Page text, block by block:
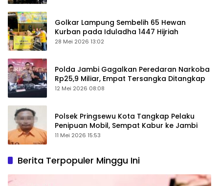
Golkar Lampung Sembelih 65 Hewan
Kurban pada Iduladha 1447 Hijriah
28 Mei 2026 13:02
Polda Jambi Gagalkan Peredaran Narkoba
Rp25,9 Miliar, Empat Tersangka Ditangkap
12 Mei 2026 08:08
Polsek Pringsewu Kota Tangkap Pelaku
Penipuan Mobil, Sempat Kabur ke Jambi
11 Mei 2026 15:53
Berita Terpopuler Minggu Ini